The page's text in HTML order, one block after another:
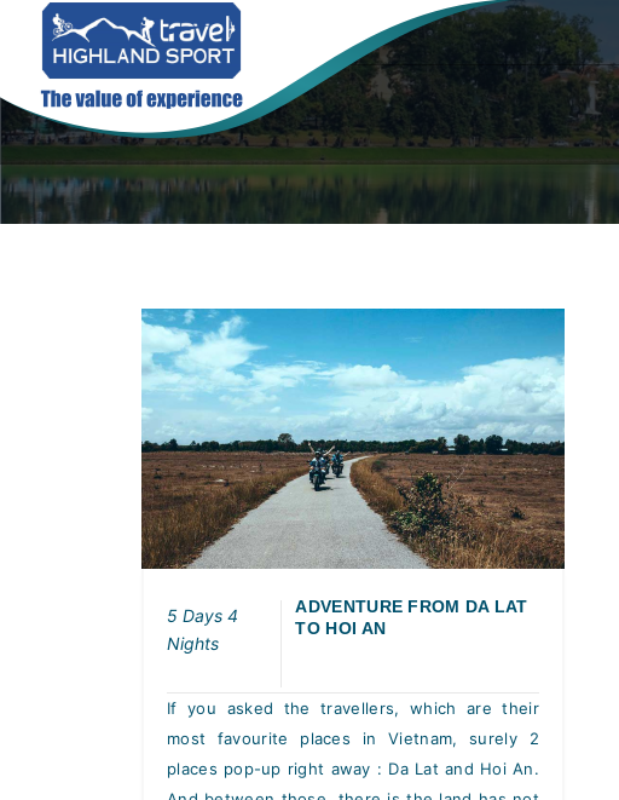
5 Days 4
Nights
ADVENTURE FROM DA LAT
TO HOI AN
If you asked the travellers, which are their
most favourite places in Vietnam, surely 2
places pop-up right away : Da Lat and Hoi An.